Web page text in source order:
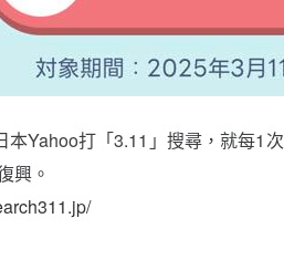
本Yahoo打「3.11」搜尋，就每1
興。